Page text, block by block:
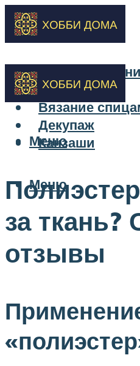
Вышивка
Вязание
Декупаж
Канзаши
Меню
Меню
за ткань?
отзывы